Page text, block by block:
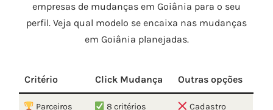
empresas de mudanças em Goiânia para o seu
perfil. Veja qual modelo se encaixa nas mudanças
em Goiânia planejadas.
Critério Click Mudança Outras opções
Parceiros
8 critérios
Cadastro